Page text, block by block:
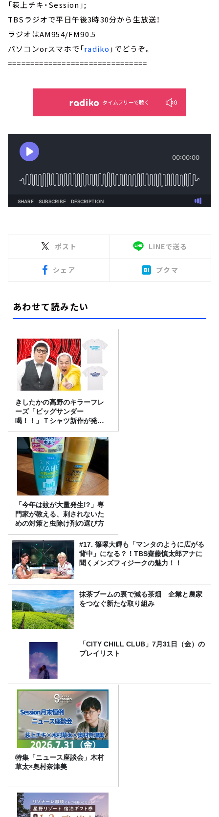
「荻上チキ・Session」;
TBSラジオで平日午後3時30分から生放送！
ラジオはAM954/FM90.5
パソコンorスマホで「radiko 」でどうぞ。
===============================
タイムフリーで聴く
ポスト LINEで送る
シェア ブクマ
あわせて読みたい
きしたかの高野のキラーフレ
ーズ「ビッグサンダー
喝！！」Ｔシャツ新作が発売
決定！
「今年は蚊が大量発生!?」専
門家が教える、刺されないた
めの対策と虫除け剤の選び方
#17. 篠塚大輝も「マンタのように広がる
背中」になる？！TBS齋藤慎太郎アナに
聞くメンズフィジークの魅力！！
抹茶ブームの裏で減る茶畑 企業と農家
をつなぐ新たな取り組み
「CITY CHILL CLUB」7月31日（金）の
プレイリスト
特集「ニュース座談会」木村
草太×奥村奈津美